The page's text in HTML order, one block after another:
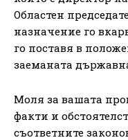
Областен
назначение го
го поставя в
заеманата
Моля за вашата
факти и
съответните